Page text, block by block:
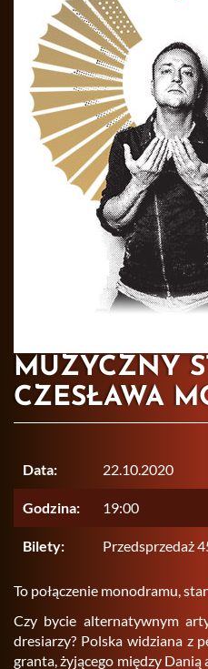
MUZYCZNY
CZESŁAWA
Data: 22.10.2020
Godzina: 19:00
Bilety: Przedsprzedaż
To po­łą­cze­nie mo­no­dra­mu,
Czy bycie al­ter­na­tyw­nym
dre­sia­rzy? Pol­ska wi­dzia­na z
gran­ta, ży­ją­ce­go mię­dzy Danią